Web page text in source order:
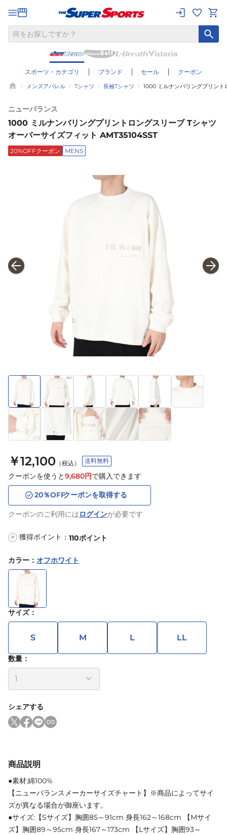
スポーツ・カテゴリ ブランド セール クーポン
メンズアパレル Tシャツ 長袖Tシャツ 1000 ミルナンバリングプリン
ニューバランス
1000 ミルナンバリングプリントロングスリーブ Tシャツ
オーバーサイズフィット AMT35104SST
20%OFFクーポン MENS
￥12,100 （税込） 送料無料
クーポンを使うと9,680円で購入できます
20％OFFクーポンを取得する
クーポンのご利用にはログインが必要です
P 獲得ポイント： 110ポイント
カラー ： オフホワイト
サイズ：
S M L LL
数量：
シェアする
商品説明
●素材:綿100%
【ニューバランスメーカーサイズチャート】※商品によってサイ
ズが異なる場合が御座います。
●サイズ:【Sサイズ】胸囲85～91cm 身長162～168cm 【Mサイ
ズ】胸囲89～95cm 身長167～173cm 【Lサイズ】胸囲93～